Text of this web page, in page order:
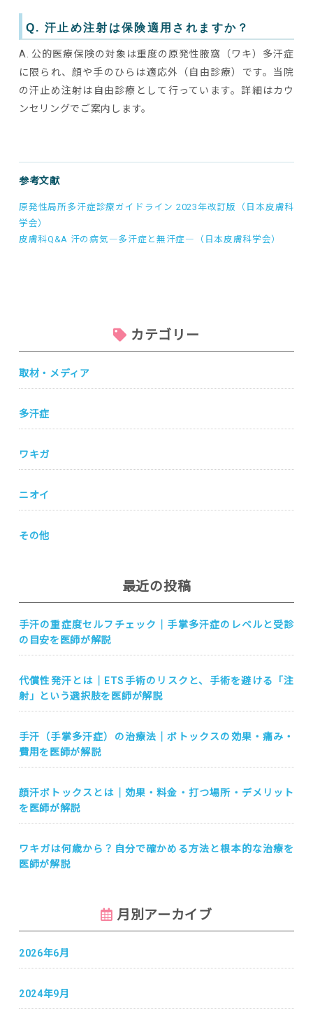
Q. 汗止め注射は保険適用されますか？
A. 公的医療保険の対象は重度の原発性腋窩（ワキ）多汗症
に限られ、顔や手のひらは適応外（自由診療）です。当院
の汗止め注射は自由診療として行っています。詳細はカウ
ンセリングでご案内します。
参考文献
原発性局所多汗症診療ガイドライン 2023年改訂版（日本皮膚科
学会）
皮膚科Q&A 汗の病気―多汗症と無汗症―（日本皮膚科学会）
カテゴリー
取材・メディア
多汗症
ワキガ
ニオイ
その他
最近の投稿
手汗の重症度セルフチェック｜手掌多汗症のレベルと受診
の目安を医師が解説
代償性発汗とは｜ETS手術のリスクと、手術を避ける「注
射」という選択肢を医師が解説
手汗（手掌多汗症）の治療法｜ボトックスの効果・痛み・
費用を医師が解説
顔汗ボトックスとは｜効果・料金・打つ場所・デメリット
を医師が解説
ワキガは何歳から？自分で確かめる方法と根本的な治療を
医師が解説
月別アーカイブ
2026年6月
2024年9月